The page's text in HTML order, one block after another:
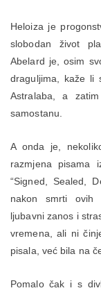
Heloiza je
slobodan život
Abelard je, osim
draguljima, kaže li
Astralaba, a
samostanu.
A onda je,
razmjena pisama
“Signed, Sealed,
nakon smrti ovih
ljubavni zanos i
vremena, ali ni
pisala, već bila na
Pomalo čak i s